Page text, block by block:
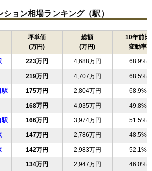
駅（8分）、金沢文庫駅（8分）
円～4,480万円
/㎡~63.1万円/㎡)
マンションナビで
一括査定をする
横浜市金沢区六浦1丁目
駅（8分）
円～1,330万円
/㎡~28.3万円/㎡)
143万円 2,712万円 66.6%
139万円 2,635万円 63.2%
137万円 2,609万円 68.4%
133万円 2,534万円 65.8%
127万円 2,414万円 48.8%
115万円 2,528万円 62.2%
114万円 2,497万円 70.2%
99万円 2,070万円 36.2%
95万円 2,081万円 52.5%
91万円 1,914万円 48.3%
ョン相場ランキング（駅）
坪単価
(万円)
総額
(万円)
10年前比
変動率
223万円 4,688万円 68.9%
219万円 4,707万円 68.5%
駅 175万円 2,804万円 68.9%
168万円 4,035万円 49.8%
駅 166万円 3,974万円 51.5%
147万円 2,786万円 48.5%
142万円 2,983万円 52.1%
134万円 2,947万円 46.0%